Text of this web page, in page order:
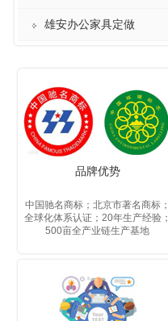
雄安办公家具定做
品牌优势
中国驰名商标；北京市著名商标；
全球化体系认证；20年生产经验；
500亩全产业链生产基地